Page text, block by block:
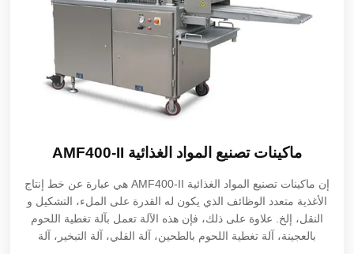
ماكينات تصنيع المواد الغذائية AMF400-II
إن ماكينات تصنيع المواد الغذائية AMF400-II هي عبارة عن خط إنتاج
الأغذية متعدد الوظائف الذي يكون له القدرة على الملء، التشكيل و
النقل، إلخ. علاوة على ذلك، فإن هذه الآلة تعمل بآلة تغطية اللحوم
بالعجينة، آلة تغطية اللحوم بالطحين، آلة القلي، آلة التبخير، آلة